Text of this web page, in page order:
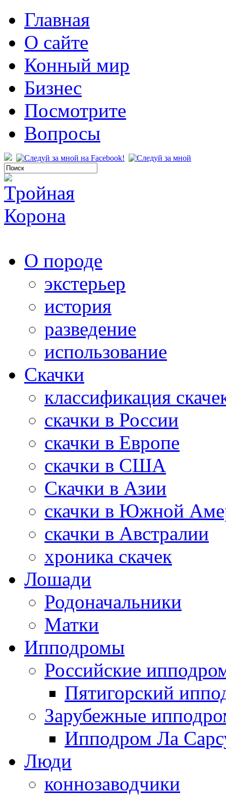
Главная
О сайте
Конный мир
Бизнес
Посмотрите
Вопросы
О породе
экстерьер
история
разведение
использование
Скачки
классификация
скачки в России
скачки в Европе
скачки в США
Скачки в Азии
скачки в Южной
скачки в Австралии
хроника скачек
Лошади
Родоначальники
Матки
Ипподромы
Российские
Пятигорский
Зарубежные
Ипподром Ла
Люди
коннозаводчики